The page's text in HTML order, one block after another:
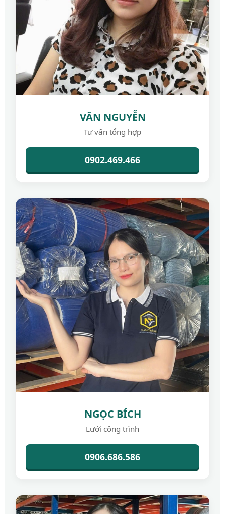
VÂN NGUYỄN
Tư vấn tổng hợp
0902.469.466
NGỌC BÍCH
Lưới công trình
0906.686.586